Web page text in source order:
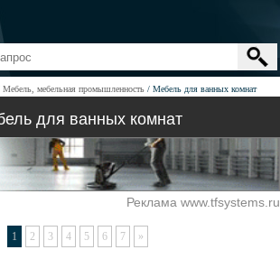
Мебель, мебельная промышленность Мебель для ванных комнат
для ванных комнат
Реклама www.tfsystems.ru
1 2 3 4 5 6 7 »